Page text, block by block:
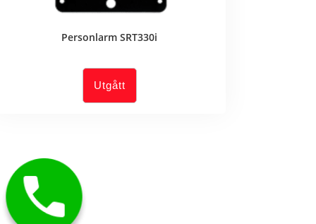
Personlarm SRT330i
Utgått